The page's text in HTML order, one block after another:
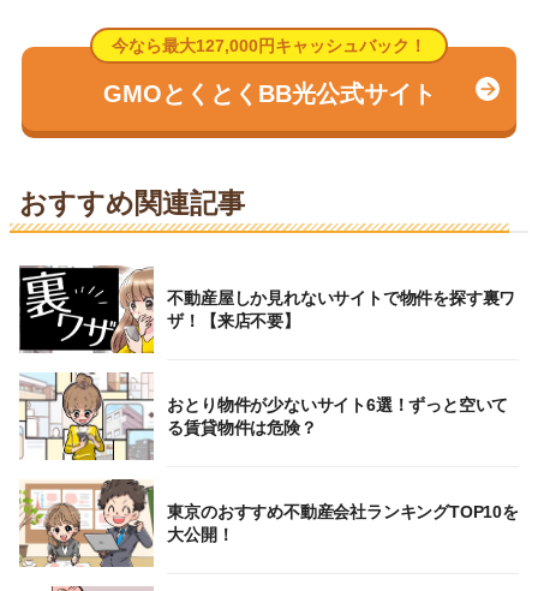
今なら最大127,000円キャッシュバック！
GMOとくとくBB光公式サイト
おすすめ関連記事
不動産屋しか見れないサイトで物件を探す裏ワ
ザ！【来店不要】
おとり物件が少ないサイト6選！ずっと空いて
る賃貸物件は危険？
東京のおすすめ不動産会社ランキングTOP10を
大公開！